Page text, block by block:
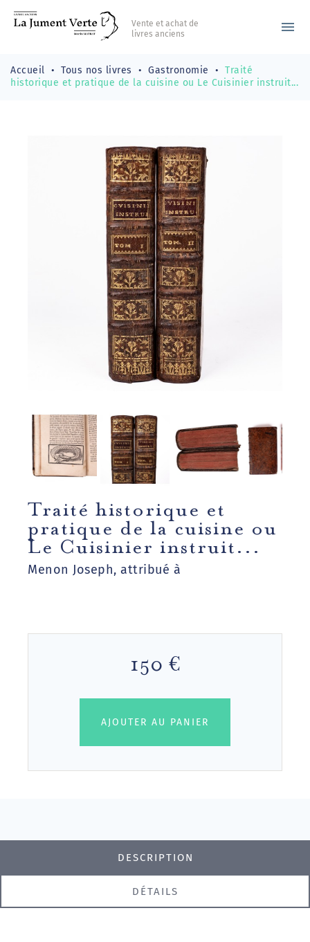
Vente et achat de
livres anciens
menu
Accueil Tous nos livres Gastronomie
Traité
historique et pratique de la cuisine ou Le Cuisinier instruit...
Traité historique et
pratique de la cuisine ou
Le Cuisinier instruit...
Menon Joseph, attribué à
150 €
AJOUTER AU PANIER
DESCRIPTION
DÉTAILS